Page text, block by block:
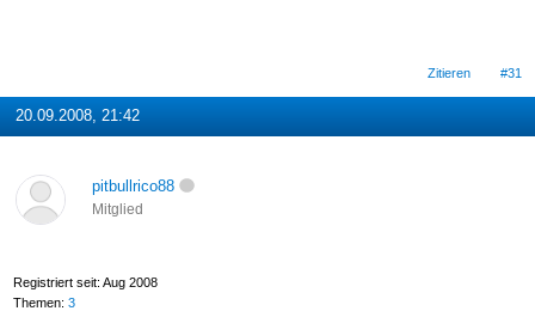
Zitieren #31
20.09.2008, 21:42
pitbullrico88
Mitglied
Registriert seit: Aug 2008
Themen: 3